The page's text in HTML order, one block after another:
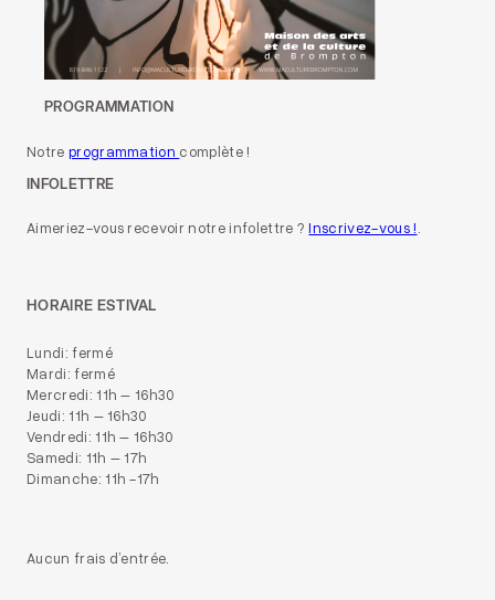
PROGRAMMATION
Notre programmation complète !
INFOLETTRE
Aimeriez-vous recevoir notre infolettre ?Inscrivez-vous !.
HORAIRE ESTIVAL
Lundi: fermé
Mardi: fermé
Mercredi: 11h – 16h30
Jeudi: 11h – 16h30
Vendredi: 11h – 16h30
Samedi: 11h – 17h
Dimanche: 11h -17h
Aucun frais d’entrée.